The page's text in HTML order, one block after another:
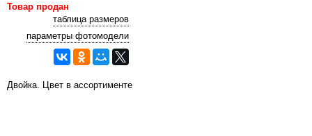
Товар продан
таблица размеров
параметры фотомодели
Двойка. Цвет в ассортименте